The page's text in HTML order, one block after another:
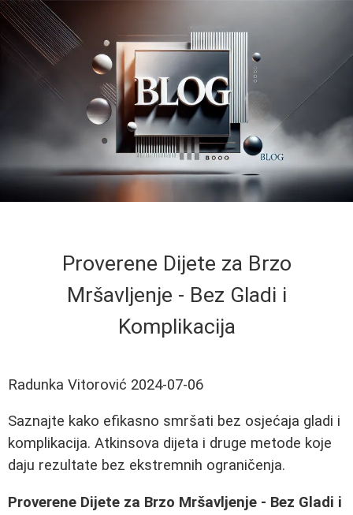
Proverene Dijete za Brzo
Mršavljenje - Bez Gladi i
Komplikacija
Radunka Vitorović 2024-07-06
Saznajte kako efikasno smršati bez osjećaja gladi i
komplikacija. Atkinsova dijeta i druge metode koje
daju rezultate bez ekstremnih ograničenja.
Proverene Dijete za Brzo Mršavljenje - Bez Gladi i